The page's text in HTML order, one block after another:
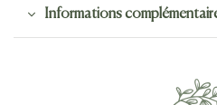
Informations